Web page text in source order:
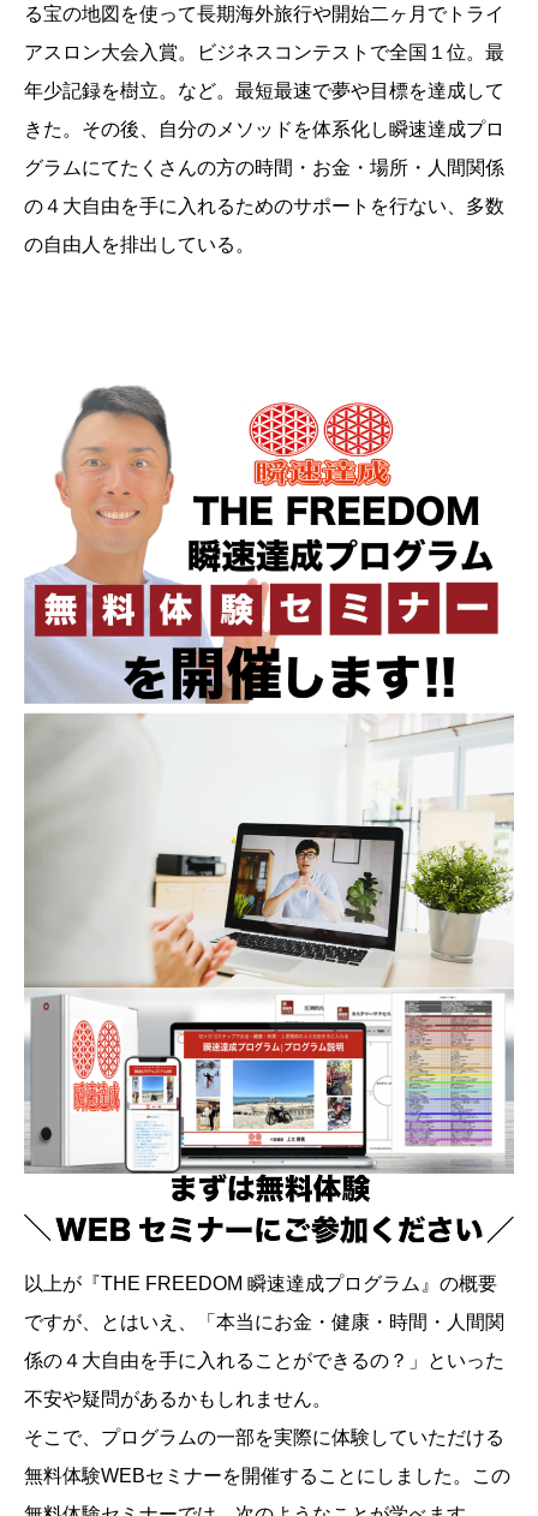
る宝の地図を使って長期海外旅行や開始二ヶ月でトライ
アスロン大会入賞。ビジネスコンテストで全国１位。最
年少記録を樹立。など。最短最速で夢や目標を達成して
きた。その後、自分のメソッドを体系化し瞬速達成プロ
グラムにてたくさんの方の時間・お金・場所・人間関係
の４大自由を手に入れるためのサポートを行ない、多数
の自由人を排出している。
以上が『THE FREEDOM 瞬速達成プログラム』の概要
ですが、とはいえ、「本当にお金・健康・時間・人間関
係の４大自由を手に入れることができるの？」といった
不安や疑問があるかもしれません。
そこで、プログラムの一部を実際に体験していただける
無料体験WEBセミナーを開催することにしました。この